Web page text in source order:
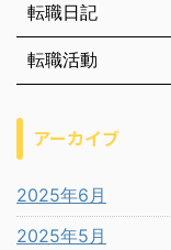
転職日記
転職活動
アーカイブ
2025年6月
2025年5月